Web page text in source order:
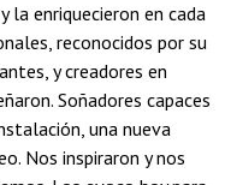
la enriquecieron en cada
reconocidos por su
y creadores en
Soñadores capaces
una nueva
Nos inspiraron y nos